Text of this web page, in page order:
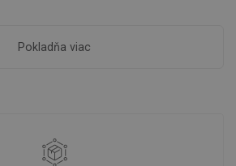
Pokladňa viac